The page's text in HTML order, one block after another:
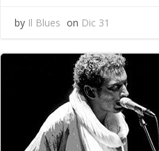
by Il Blues on Dic 31